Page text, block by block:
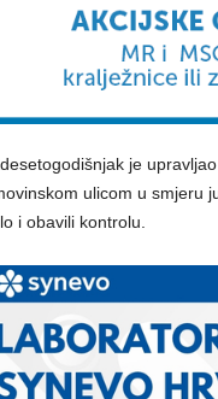
je
ulicom u smjeru
i obavili kontrolu.